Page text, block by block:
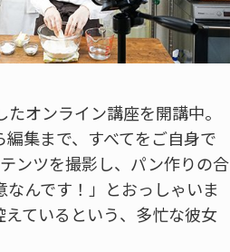
オンライン講座を開講中。
集まで、すべてをご自身で
ンツを撮影し、パン作りの合
んです！」とおっしゃいま
ているという、多忙な彼女